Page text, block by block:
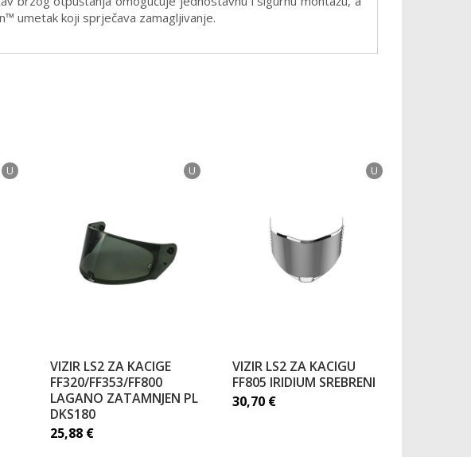
umetak koji sprječava zamagljivanje.
U U
VIZIR LS2 ZA KACIGE
FF320/FF353/FF800
LAGANO ZATAMNJEN PL
DKS180
25,88 €
U
VIZIR LS2 ZA KACIGU
FF805 IRIDIUM SREBRENI
30,70 €